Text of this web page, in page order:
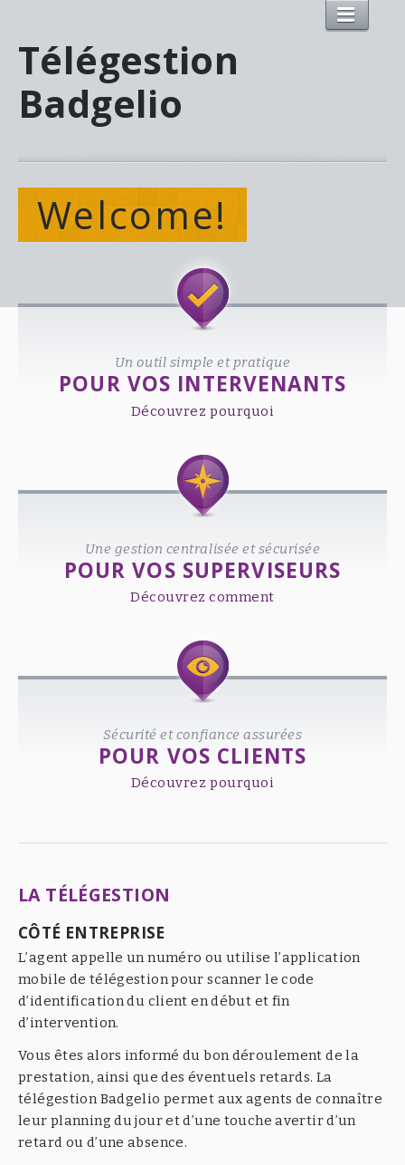
Télégestion
Badgelio
Welcome!
Un outil simple et pratique
POUR VOS INTERVENANTS
Découvrez pourquoi
Une gestion centralisée et sécurisée
POUR VOS SUPERVISEURS
Découvrez comment
Sécurité et confiance assurées
POUR VOS CLIENTS
Découvrez pourquoi
LA TÉLÉGESTION
CÔTÉ ENTREPRISE
L’agent appelle un numéro ou utilise l’application
mobile de télégestion pour scanner le code
d’identification du client en début et fin
d’intervention.
Vous êtes alors informé du bon déroulement de la
prestation, ainsi que des éventuels retards. La
télégestion Badgelio permet aux agents de connaître
leur planning du jour et d’une touche avertir d’un
retard ou d’une absence.